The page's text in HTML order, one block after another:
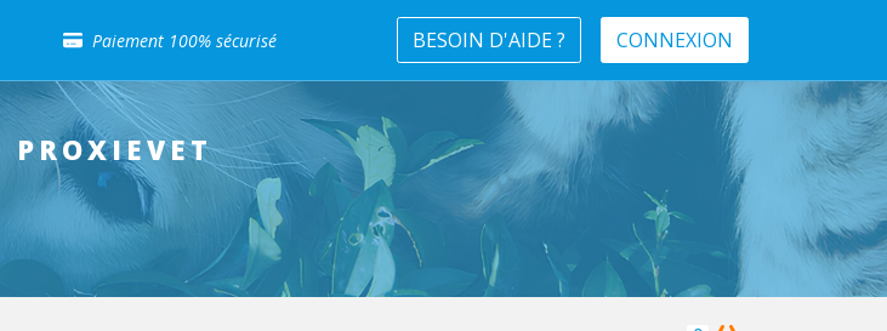
Paiement 100% sécurisé
Retour gratuit en clinique
Sélection de croquettes vétérinaire
Paiement 100% sécurisé
Livraison gratuite en clinique vétérinaire
Retour gratuit en clinique
Sélection de croquettes vétérinaire
BESOIN D'AIDE ? CONNEXION
PROXIEVET